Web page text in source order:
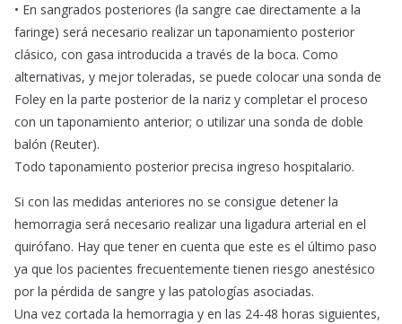
• En sangrados posteriores (la sangre cae directamente a la
faringe) será necesario realizar un taponamiento posterior
clásico, con gasa introducida a través de la boca. Como
alternativas, y mejor toleradas, se puede colocar una sonda de
Foley en la parte posterior de la nariz y completar el proceso
con un taponamiento anterior; o utilizar una sonda de doble
balón (Reuter).
Todo taponamiento posterior precisa ingreso hospitalario.
Si con las medidas anteriores no se consigue detener la
hemorragia será necesario realizar una ligadura arterial en el
quirófano. Hay que tener en cuenta que este es el último paso
ya que los pacientes frecuentemente tienen riesgo anestésico
por la pérdida de sangre y las patologías asociadas.
Una vez cortada la hemorragia y en las 24-48 horas siguientes,